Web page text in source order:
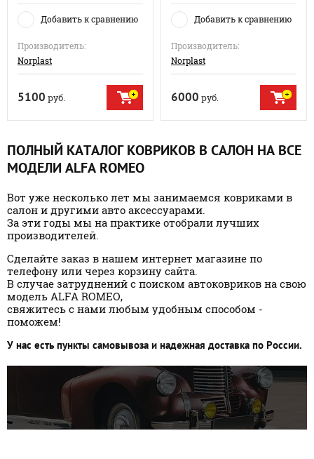
Добавить к сравнению
Производитель:
Norplast
5100 руб.
Добавить к сравнению
Производитель:
Norplast
6000 руб.
ПОЛНЫЙ КАТАЛОГ КОВРИКОВ В САЛОН НА ВСЕ
МОДЕЛИ ALFA ROMEO
Вот уже несколько лет мы занимаемся ковриками в
салон и другими авто аксессуарами.
За эти годы мы на практике отобрали лучших
производителей.
Сделайте заказ в нашем интернет магазине по
телефону или через корзину сайта.
В случае затруднений с поиском автоковриков на свою
модель ALFA ROMEO,
свяжитесь с нами любым удобным способом -
поможем!
У нас есть пункты самовывоза и надежная доставка по России.